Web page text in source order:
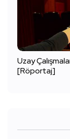
Uzay
[Röportaj]